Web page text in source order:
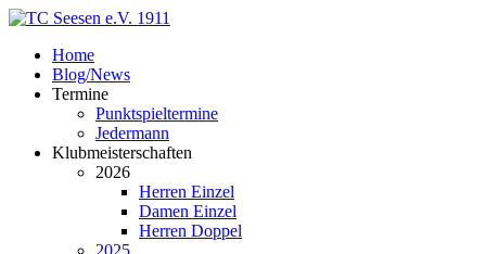
Home
Blog/News
Termine
Punktspieltermine
Jedermann
Klubmeisterschaften
2026
Herren Einzel
Damen Einzel
Herren Doppel
2025